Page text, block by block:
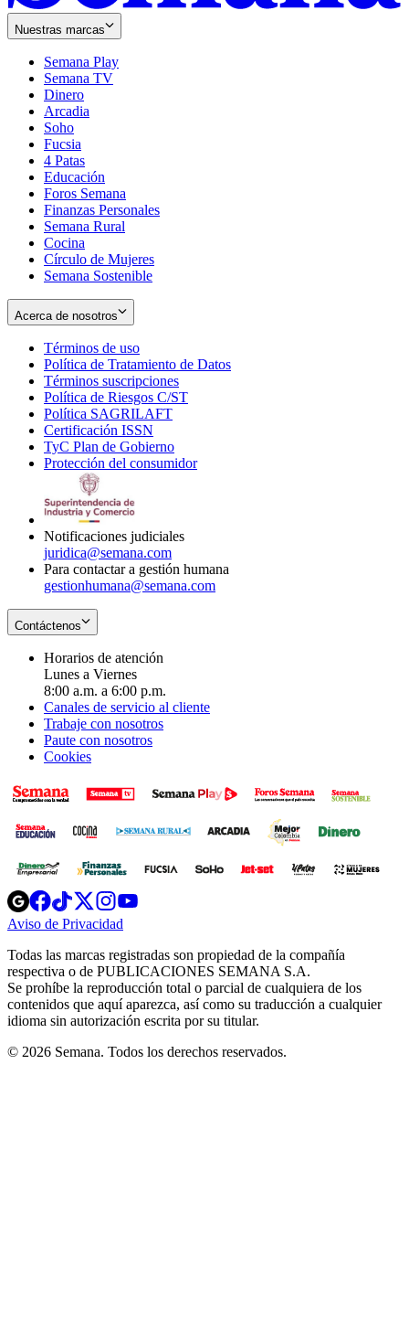
Nuestras marcas
Semana Play
Semana TV
Dinero
Arcadia
Soho
in
new
window
Fucsia
in
new
window
4 Patas
Educación
Foros Semana
Finanzas Personales
Semana Rural
Cocina
Círculo de Mujeres
Semana Sostenible
Acerca de nosotros
Términos de uso
in
new
window
Política de Tratamiento de Datos
Términos suscripciones
in
Política de Riesgos C/ST
Política SAGRILAFT
new
window
Certificación ISSN
in
new
TyC Plan de Gobierno
in
Protección del consumidorOpens
Notificaciones judiciales
juridica@semana.com
Para contactar a gestión humana
gestionhumana@semana.com
Contáctenos
Horarios de atención
Lunes a Viernes
8:00 a.m. a 6:00 p.m.
Canales de servicio al cliente
Trabaje con nosotros
Paute con nosotros
Cookies
Opens
in
new
Opens
in
new
Opens
in
new
window
Opens
new
windowwindow
Aviso de Privacidad
new
window
Todas las marcas registradas son propiedad de la compañía
respectiva o de PUBLICACIONES SEMANA S.A.
Se prohíbe la reproducción total o parcial de cualquiera de los
contenidos que aquí aparezca, así como su traducción a cualquier
idioma sin autorización escrita por su titular.
© 2026 Semana. Todos los derechos reservados.